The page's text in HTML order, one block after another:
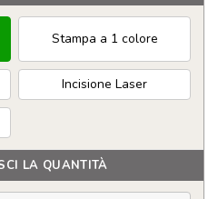
Stampa a 1 colore
Incisione Laser
LA QUANTITÀ